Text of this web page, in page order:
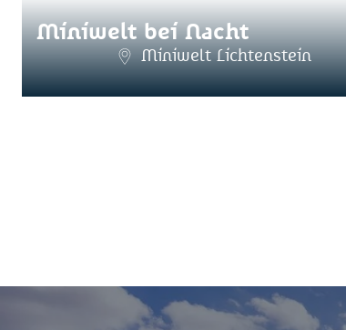
Miniwelt bei Nacht
Miniwelt Lichtenstein